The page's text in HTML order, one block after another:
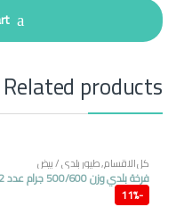
t
i
Related products
كل الاقسام,طيور بلدي / بيض
فرخة بلدي وزن 500/600 جرام عدد 2
-
11%